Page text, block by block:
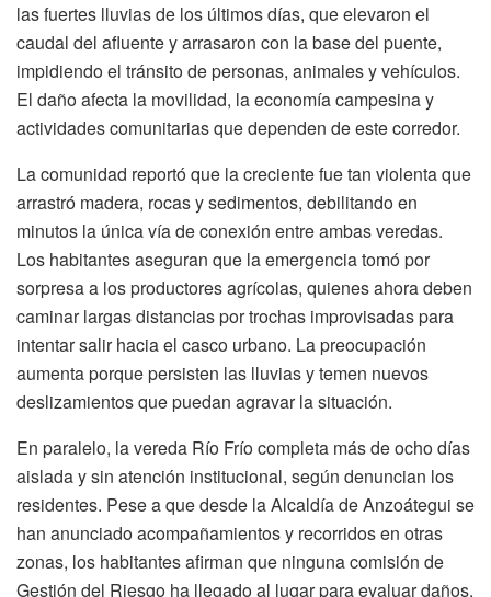
las fuertes lluvias de los últimos días, que elevaron el
caudal del afluente y arrasaron con la base del puente,
impidiendo el tránsito de personas, animales y vehículos.
El daño afecta la movilidad, la economía campesina y
actividades comunitarias que dependen de este corredor.
La comunidad reportó que la creciente fue tan violenta que
arrastró madera, rocas y sedimentos, debilitando en
minutos la única vía de conexión entre ambas veredas.
Los habitantes aseguran que la emergencia tomó por
sorpresa a los productores agrícolas, quienes ahora deben
caminar largas distancias por trochas improvisadas para
intentar salir hacia el casco urbano. La preocupación
aumenta porque persisten las lluvias y temen nuevos
deslizamientos que puedan agravar la situación.
En paralelo, la vereda Río Frío completa más de ocho días
aislada y sin atención institucional, según denuncian los
residentes. Pese a que desde la Alcaldía de Anzoátegui se
han anunciado acompañamientos y recorridos en otras
zonas, los habitantes afirman que ninguna comisión de
Gestión del Riesgo ha llegado al lugar para evaluar daños,